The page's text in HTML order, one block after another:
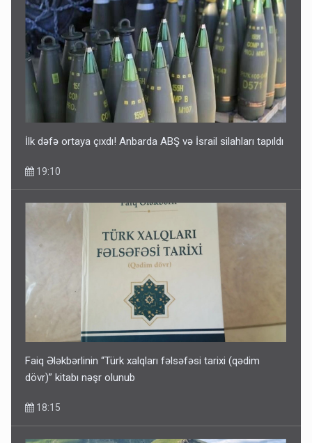
Media və Yayım Şurasına əlavə hüquq və vəzifələr verilib
13:24
Kartdan karta istədiyiniz qədər köçürmə edə bilərsiniz -
VİDEO
İlk dəfə ortaya çıxdı! Anbarda ABŞ və İsrail silahları tapıldı
19:10
Faiq Ələkbərlinin “Türk xalqları fəlsəfəsi tarixi (qədim
dövr)” kitabı nəşr olunub
18:15